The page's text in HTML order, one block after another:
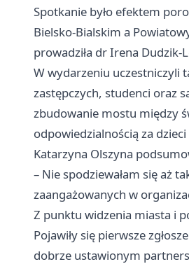
Spotkanie było efektem
Bielsko-Bialskim a
prowadziła dr Irena
W wydarzeniu uczestniczyli
zastępczych, studenci oraz
zbudowanie mostu między
odpowiedzialnością za
Katarzyna Olszyna
– Nie spodziewałam się aż
zaangażowanych w
Z punktu widzenia miasta i
Pojawiły się pierwsze
dobrze ustawionym